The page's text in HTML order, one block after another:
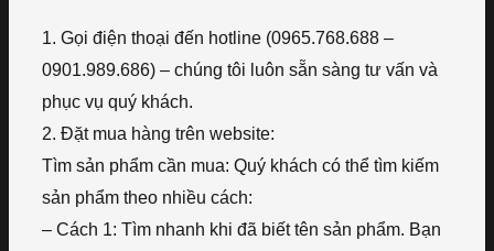
1. Gọi điện thoại đến hotline (0965.768.688 –
0901.989.686) – chúng tôi luôn sẵn sàng tư vấn và
phục vụ quý khách.
2. Đặt mua hàng trên website:
Tìm sản phẩm cần mua: Quý khách có thể tìm kiếm
sản phẩm theo nhiều cách:
– Cách 1: Tìm nhanh khi đã biết tên sản phẩm. Bạn